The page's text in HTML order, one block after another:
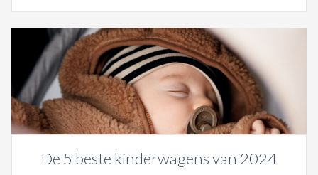
De 5 beste kinderwagens van 2024